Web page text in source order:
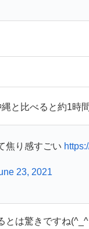
と比べると約1時
焦り感すごい
23, 2021
とは驚きですね